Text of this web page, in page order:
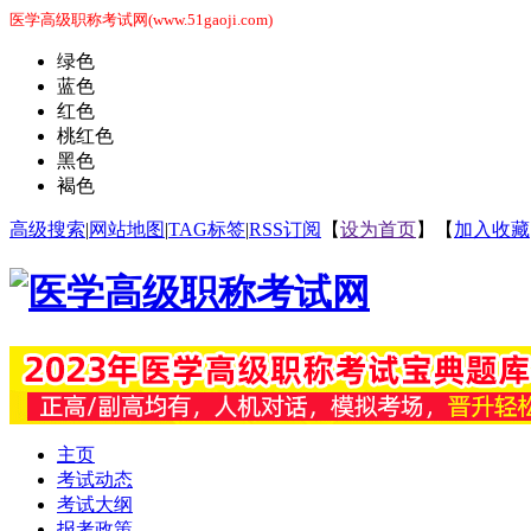
医学高级职称考试网(www.51gaoji.com)
绿色
蓝色
红色
桃红色
黑色
褐色
高级搜索|网站地图|TAG标签|RSS订阅 【设为首页】【 加入收藏
主页
考试动态
考试大纲